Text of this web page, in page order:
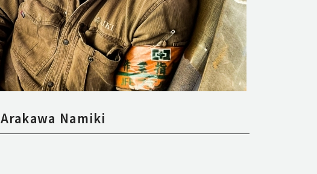
Arakawa Namiki